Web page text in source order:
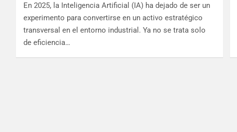
En 2025, la Inteligencia Artificial (IA) ha dejado de ser un
experimento para convertirse en un activo estratégico
transversal en el entorno industrial. Ya no se trata solo
de eficiencia…